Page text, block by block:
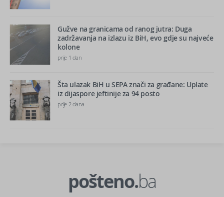
Gužve na granicama od ranog jutra: Duga
zadržavanja na izlazu iz BiH, evo gdje su najveće
kolone
prije 1 dan
Šta ulazak BiH u SEPA znači za građane: Uplate
iz dijaspore jeftinije za 94 posto
prije 2 dana
pošteno.ba